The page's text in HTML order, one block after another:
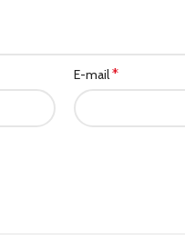
E-mail*